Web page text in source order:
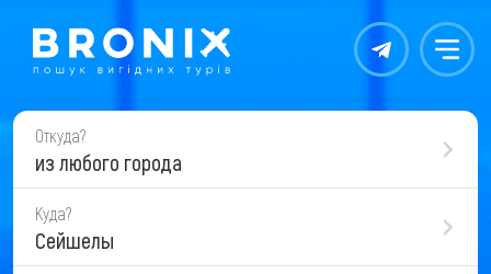
Контакты Меню
Откуда?
из любого города
Куда?
Сейшелы